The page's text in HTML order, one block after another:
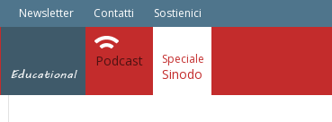
Newsletter Contatti Sostienici
Educational
Podcast
Sinodo